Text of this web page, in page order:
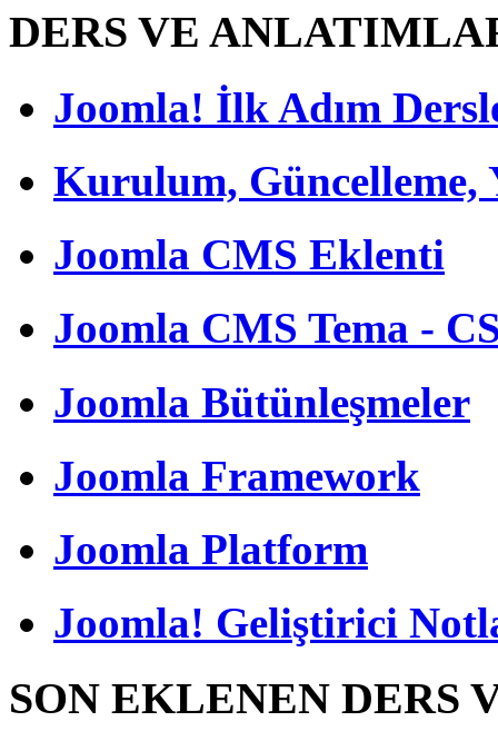
DERS VE
Joomla! İlk Adım
Kurulum, Güncelleme,
Joomla CMS Eklenti
Joomla CMS Tema -
Joomla Bütünleşmeler
Joomla Framework
Joomla Platform
Joomla! Geliştirici
SON EKLENEN DERS